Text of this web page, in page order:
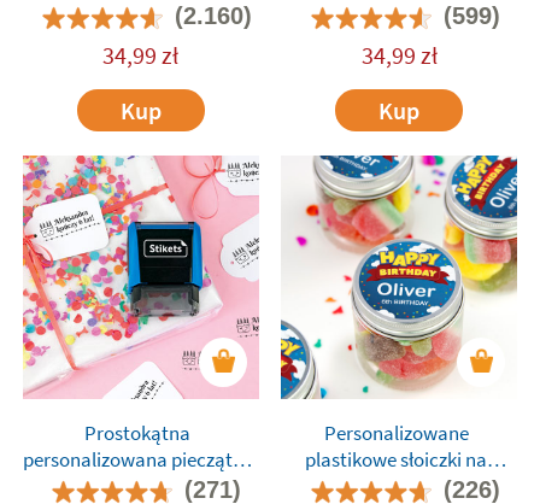
(2.160)
34,99 zł
Kup
(599)
34,99 zł
Kup
Prostokątna
personalizowana pieczątka
do prezentów(271)
Personalizowane
plastikowe słoiczki na
słodycze (226)